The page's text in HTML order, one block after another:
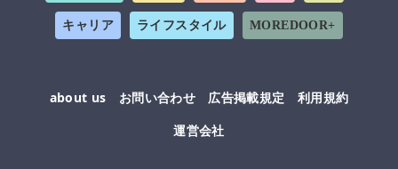
キャリア ライフスタイル MOREDOOR+
about us お問い合わせ 広告掲載規定
利用規約
運営会社